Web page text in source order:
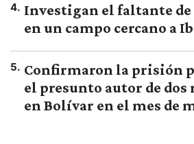
4. Investigan el faltante de
en un campo cercano a
5. Confirmaron la prisión
el presunto autor de dos
en Bolívar en el mes de